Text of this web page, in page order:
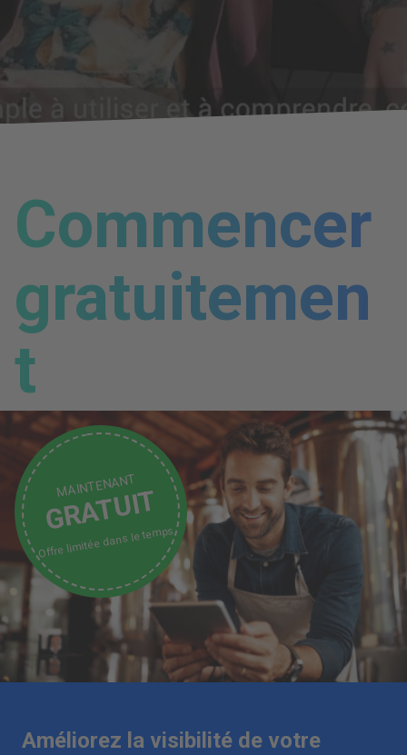
Commencer
gratuitemen
t
Améliorez la visibilité de votre
MAINTENANT
GRATUIT
Offre limitée dans le temps